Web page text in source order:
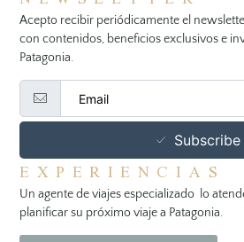
Acepto recibir periódicamente el
con contenidos, beneficios exclusivos e
Patagonia.
Subscribe
EXPERIENCIAS
Un agente de viajes especializado lo
planificar su próximo viaje a Patagonia.